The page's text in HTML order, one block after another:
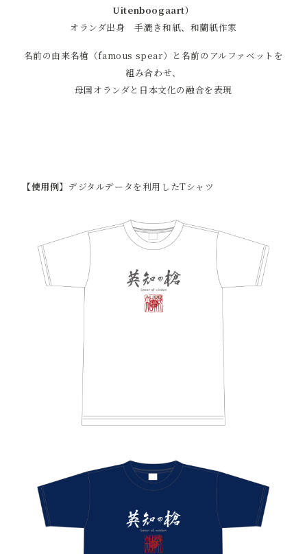
Uitenboogaart）
オランダ出身 手漉き和紙、和蘭紙作家
名前の由来名槍（famous spear）と名前のアルファベットを
組み合わせ、
母国オランダと日本文化の融合を表現
【使用例】 デジタルデータを利用したTシャツ